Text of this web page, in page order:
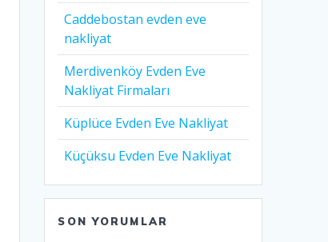
Caddebostan evden eve
nakliyat
Merdivenköy Evden Eve
Nakliyat Firmaları
Küplüce Evden Eve Nakliyat
Küçüksu Evden Eve Nakliyat
SON YORUMLAR